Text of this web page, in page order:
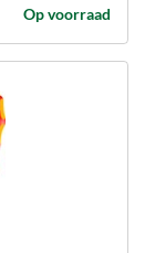
Op voorraad